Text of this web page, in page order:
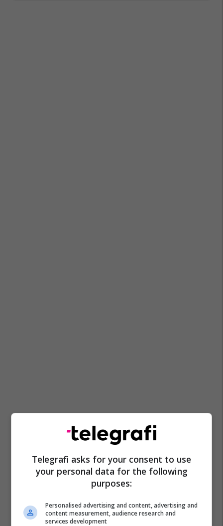
Telegrafi asks for your consent to use
your personal data for the following
purposes:
Personalised advertising and content, advertising and
content measurement, audience research and
services development